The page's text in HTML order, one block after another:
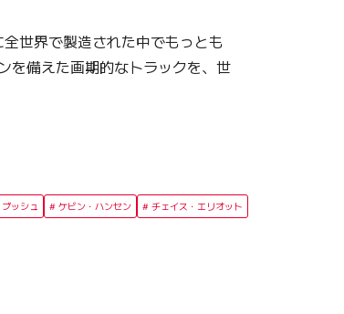
世界で製造された中でもっとも
を備えた画期的なトラックを、世
ッシュ ケビン・ハンセン
チェイス・エリオット